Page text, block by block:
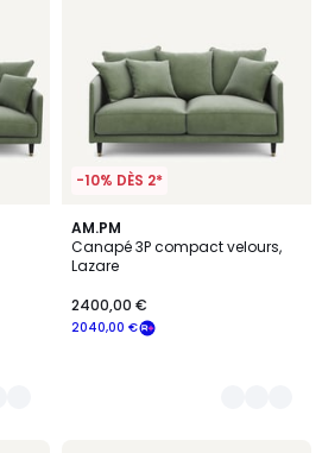
-10% DÈS 2*
AM.PM
Canapé 3P compact velours,
Lazare
2040,00 €
2400,00 €
19
Couleurs